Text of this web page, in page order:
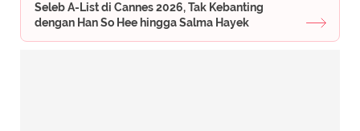
Seleb A-List di Cannes 2026, Tak Kebanting
dengan Han So Hee hingga Salma Hayek